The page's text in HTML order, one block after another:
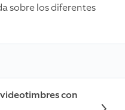
sobre los diferentes
con